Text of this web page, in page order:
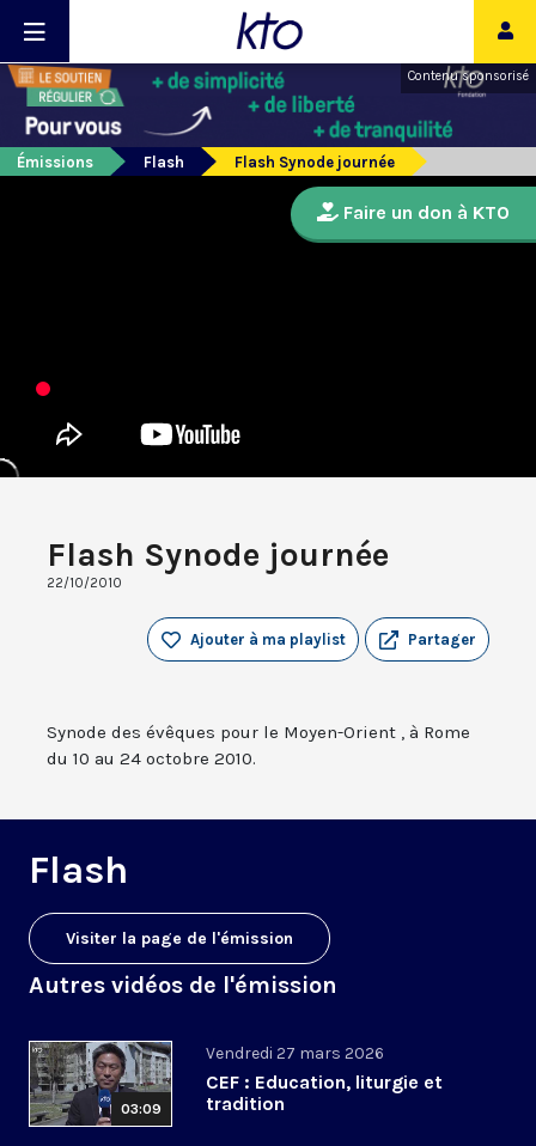
Contenu sponsorisé
Émissions Flash Flash Synode journée
Flash Synode journée
22/10/2010
Partager
Ajouter à ma playlist
Synode des évêques pour le Moyen-Orient , à Rome
du 10 au 24 octobre 2010.
Flash
Visiter la page de l'émission
Autres vidéos de l'émission
03:09
Vendredi 27 mars 2026
CEF : Education, liturgie et
tradition
Faire un don à KTO